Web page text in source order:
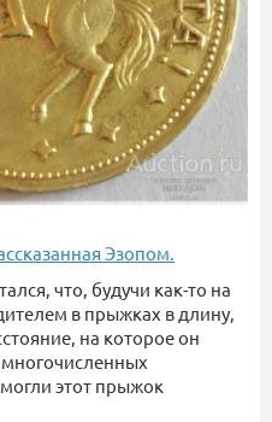
Эзопом.
что, будучи как-то на
в прыжках в длину,
на которое он
этот прыжок